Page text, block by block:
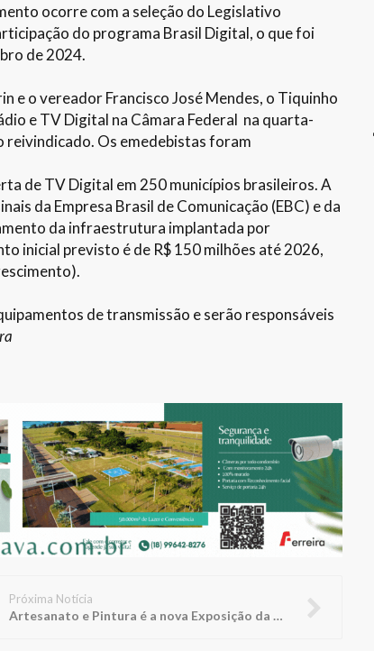
ocorre com a seleção do Legislativo
do programa Brasil Digital, o que foi
de 2024.
e o vereador Francisco José Mendes, o Tiquinho
e TV Digital na Câmara Federal na quarta-
Os emedebistas foram
de TV Digital em 250 municípios brasileiros. A
da Empresa Brasil de Comunicação (EBC) e da
da infraestrutura implantada por
inicial previsto é de R$ 150 milhões até 2026,
de transmissão e serão responsáveis
Próxima Notícia
Artesanato e Pintura é a nova Exposição da Biblioteca FUNEPE